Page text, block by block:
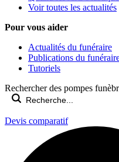
Voir toutes les actualités
Pour vous aider
Actualités du funéraire
Publications du
Tutoriels
Rechercher des pompes
Devis comparatif